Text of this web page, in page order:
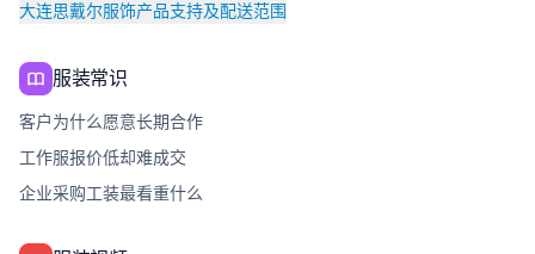
大连思戴尔服饰产品支持及配送范围
服装常识
客户为什么愿意长期合作
工作服报价低却难成交
企业采购工装最看重什么